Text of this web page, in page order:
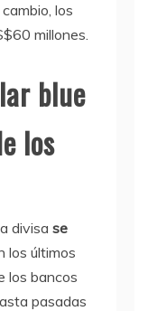
los
millones.
blue
los
divisa se
los últimos
los bancos
pasadas